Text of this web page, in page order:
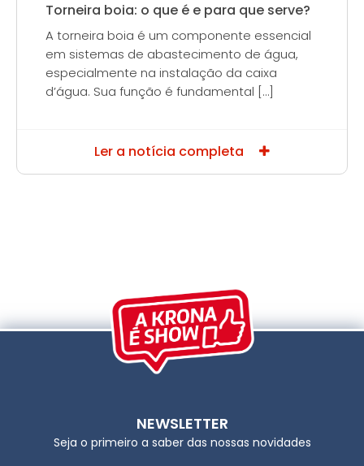
Torneira boia: o que é e para que serve?
A torneira boia é um componente essencial
em sistemas de abastecimento de água,
especialmente na instalação da caixa
d’água. Sua função é fundamental […]
Ler a notícia completa
NEWSLETTER
Seja o primeiro a saber das nossas novidades